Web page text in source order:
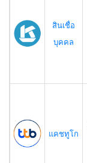
สินเชื่อ
บุคคล
แคชทูโก